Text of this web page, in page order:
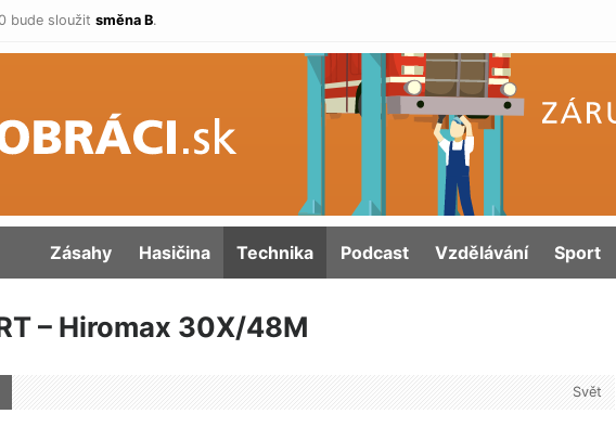
bude sloužit směna B.
Zásahy Hasičina Technika Podcast Vzdělávání Sport
– Hiromax 30X/48M
Svět